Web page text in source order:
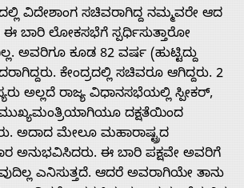
ವಿದೇಶಾಂಗ ಸಚಿವರಾಗಿದ್ದ ನಮ್ಮವರೇ ಆದ
ಈ ಬಾರಿ ಲೋಕಸಭೆಗೆ ಸ್ಪರ್ಧಿಸುತ್ತಾರೋ
ಅವರಿಗೂ ಕೂಡ 82 ವರ್ಷ (ಹುಟ್ಟಿದ್ದು
ಕೇಂದ್ರದಲ್ಲಿ ಸಚಿವರೂ ಆಗಿದ್ದರು. 2
ಅಲ್ಲದೆ ರಾಜ್ಯ ವಿಧಾನಸಭೆಯಲ್ಲಿ ಸ್ಪೀಕರ್,
ದಕ್ಷತೆಯಿಂದ
ಅದಾದ ಮೇಲೂ ಮಹಾರಾಷ್ಟ್ರದ
ಅನುಭವಿಸಿದರು. ಈ ಬಾರಿ ಪಕ್ಷವೇ ಅವರಿಗೆ
ಎನಿಸುತ್ತದೆ. ಆದರೆ ಅವರಾಗಿಯೇ ತಾನು